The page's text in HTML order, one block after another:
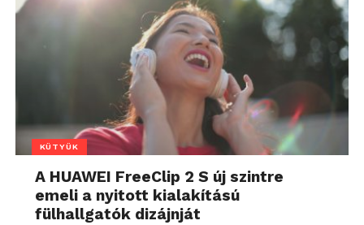
KÜTYÜK
A HUAWEI FreeClip 2 S új szintre
emeli a nyitott kialakítású
fülhallgatók dizájnját